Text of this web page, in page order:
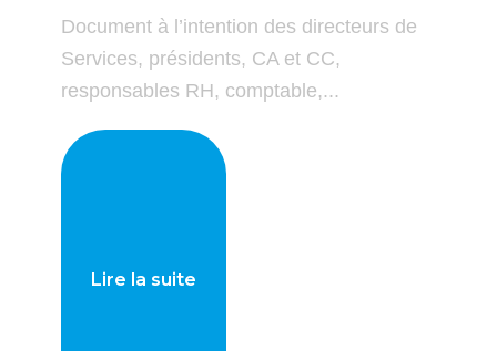
Document à l’intention des directeurs de
Services, présidents, CA et CC,
responsables RH, comptable,...
Lire la suite